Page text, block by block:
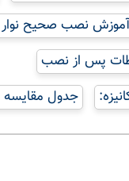
آموزش نصب صحیح
پس از نصب
جدول مقایسه